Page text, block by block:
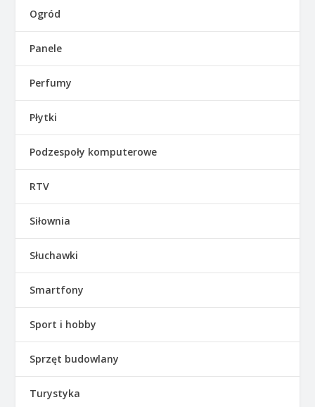
Ogród
Panele
Perfumy
Płytki
Podzespoły komputerowe
RTV
Siłownia
Słuchawki
Smartfony
Sport i hobby
Sprzęt budowlany
Turystyka